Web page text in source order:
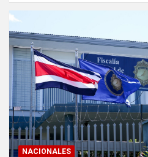
NACIONALES